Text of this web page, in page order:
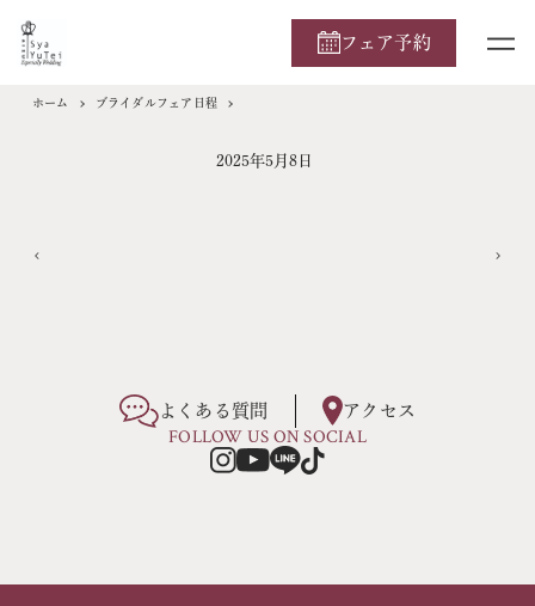
フェア予約
ホーム ブライダルフェア日程
2025年5月8日
よくある質問 アクセス
FOLLOW US ON SOCIAL